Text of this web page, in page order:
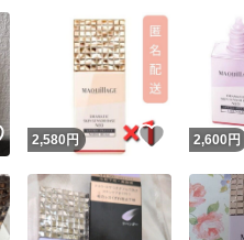
取引実績◯+ このユ
他フリマ実績◯+ このユ
スピード&安心発送
※このバッジは実績に基づく表示であり
コピーは1商品につき1回 で
いいね！
2,580 円 いいね！
2,600 円